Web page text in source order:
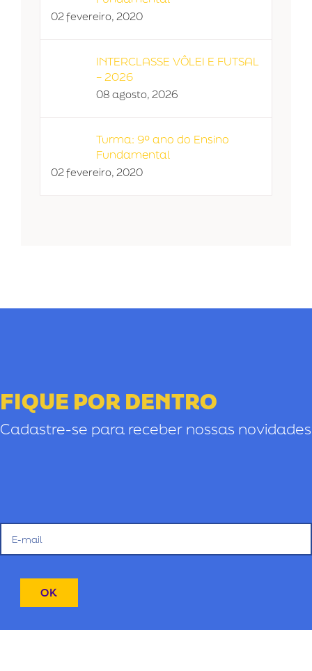
02 fevereiro, 2020
INTERCLASSE VÔLEI E FUTSAL
– 2026
08 agosto, 2026
Turma: 9º ano do Ensino
Fundamental
02 fevereiro, 2020
FIQUE POR DENTRO
Cadastre-se para receber nossas novidades